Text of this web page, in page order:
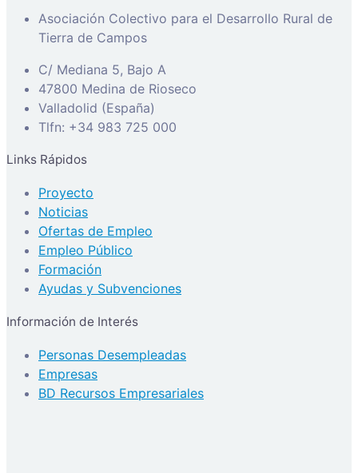
Asociación Colectivo para el Desarrollo Rural de
Tierra de Campos
C/ Mediana 5, Bajo A
47800 Medina de Rioseco
Valladolid (España)
Tlfn: +34 983 725 000
Links Rápidos
Proyecto
Noticias
Ofertas de Empleo
Empleo Público
Formación
Ayudas y Subvenciones
Información de Interés
Personas Desempleadas
Empresas
BD Recursos Empresariales